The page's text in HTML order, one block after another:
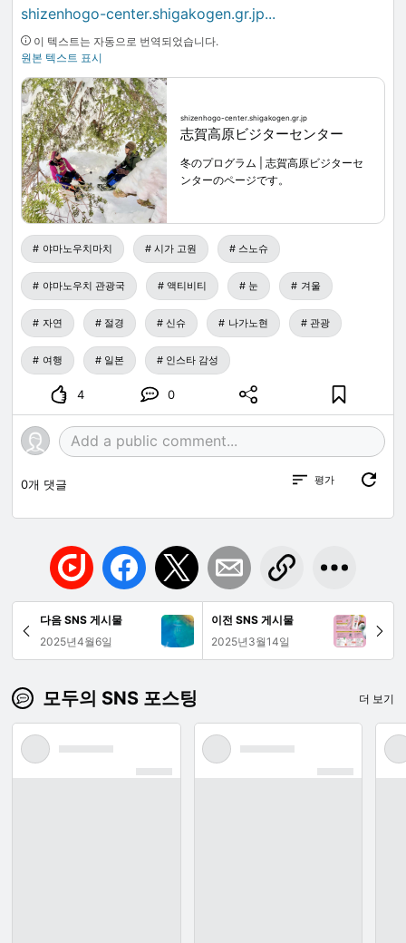
shizenhogo-center.shigakogen.gr.jp...
이 텍스트는 자동으로 번역되었습니다.
원본 텍스트 표시
shizenhogo-center.shigakogen.gr.jp
志賀高原ビジターセンター
冬のプログラム | 志賀高原ビジターセ
ンターのページです。
야마노우치마치 시가 고원 스노슈
야마노우치 관광국 액티비티 눈 겨울
자연 절경 신슈 나가노현 관광
여행 일본 인스타 감성
4 0
0개 댓글 평가
다음 SNS 게시물
2025년4월6일
이전 SNS 게시물
2025년3월14일
모두의 SNS 포스팅 더 보기